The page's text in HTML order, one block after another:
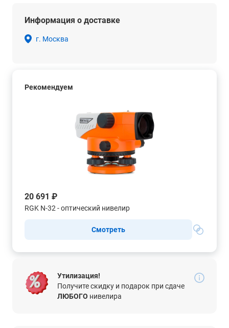
Информация о доставке
г. Москва
Рекомендуем
20 691 ₽
RGK N-32 - оптический нивелир
Смотреть
Утилизация!
Получите скидку и подарок при сдаче
ЛЮБОГО нивелира